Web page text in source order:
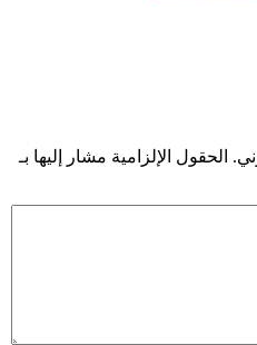
الحقول الإلزامية مشار إليها بـ